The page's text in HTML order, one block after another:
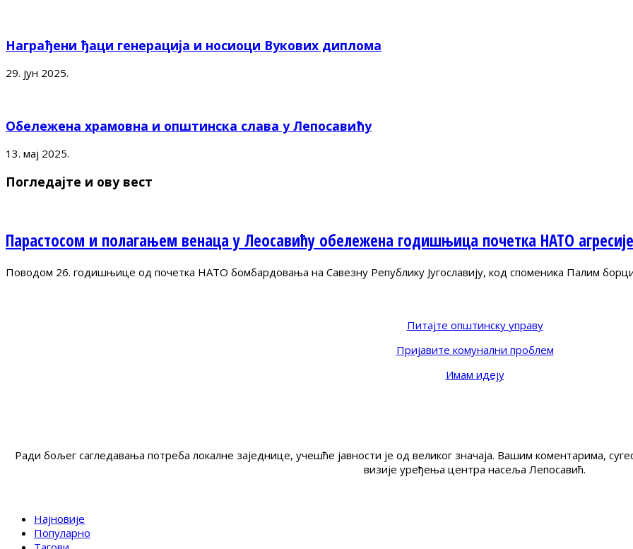
Награђени ђаци генерација и носиоци Вукових диплома
29. јун 2025.
Обележена храмовна и општинска слава у Лепосавићу
13. мај 2025.
Погледајте и ову вест
Парастосом и полагањем венаца у Леосавићу обележена годишњица почетка НАТО агресије
Поводом 26. годишњице од почетка НАТО бомбардовања на Савезну Републику Југославију, код споменика Палим
Питајте општинску управу
Пријавите комунални проблем
Имам идеју
Ради бољег сагледавања потреба локалне заједнице, учешће јавности је од великог значаја. Вашим коментарима,
визије уређења центра насеља Лепосавић.
Најновије
Популарно